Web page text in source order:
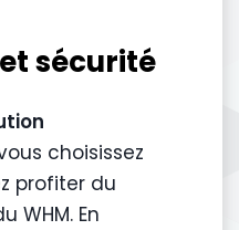
sécurité
choisissez
profiter du
WHM. En